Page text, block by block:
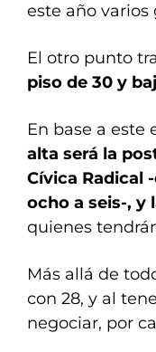
este año varios
El otro punto
piso de 30 y
En base a este
alta será la
Cívica Radical
ocho a seis-, y
quienes
Más allá de
con 28, y al
negociar, por